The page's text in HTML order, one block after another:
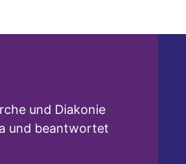
und Diakonie
und beantwortet